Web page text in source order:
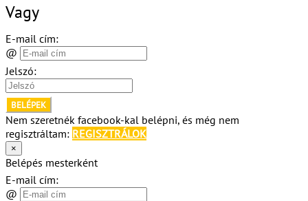
Vagy
E-mail cím:
@
Jelszó:
BELÉPEK
Nem szeretnék facebook-kal belépni, és még nem
regisztráltam: REGISZTRÁLOK
×
Belépés mesterként
E-mail cím:
@